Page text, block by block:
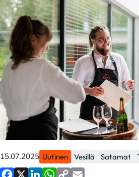
15.07.2025 Uutinen Vesillä Satamat